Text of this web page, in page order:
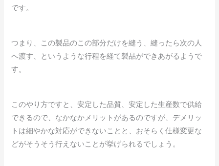
です。
つまり、この製品のこの部分だけを縫う、縫ったら次の人
へ渡す、というような行程を経て製品ができあがるようで
す。
このやり方ですと、安定した品質、安定した生産数で供給
できるので、なかなかメリットがあるのですが、デメリッ
トは細やかな対応ができないことと、おそらく仕様変更な
どがそうそう行えないことが挙げられるでしょう。